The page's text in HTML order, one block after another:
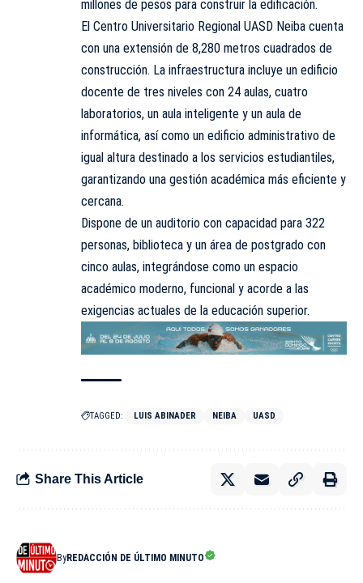
millones de pesos para construir la edificación.
El Centro Universitario Regional UASD Neiba cuenta
con una extensión de 8,280 metros cuadrados de
construcción. La infraestructura incluye un edificio
docente de tres niveles con 24 aulas, cuatro
laboratorios, un aula inteligente y un aula de
informática, así como un edificio administrativo de
igual altura destinado a los servicios estudiantiles,
garantizando una gestión académica más eficiente y
cercana.
Dispone de un auditorio con capacidad para 322
personas, biblioteca y un área de postgrado con
cinco aulas, integrándose como un espacio
académico moderno, funcional y acorde a las
exigencias actuales de la educación superior.
TAGGED: LUIS ABINADER NEIBA UASD
Share This Article
ByREDACCIÓN DE ÚLTIMO MINUTO